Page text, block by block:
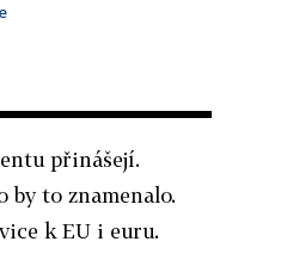
přinášejí.
by to znamenalo.
k EU i euru.